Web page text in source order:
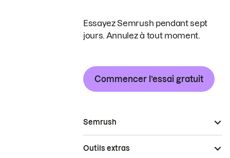
Essayez Semrush pendant sept
jours. Annulez à tout moment.
Commencer l’essai gratuit
Semrush
Outils extras